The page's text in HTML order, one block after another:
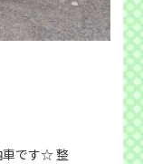
車です☆ 整